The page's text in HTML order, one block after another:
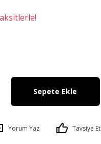
Sepete Ekle
Yorum Yaz Tavsiye Et